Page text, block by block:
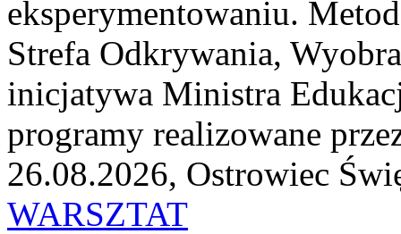
eksperymentowaniu.
Strefa Odkrywania,
inicjatywa Ministra
programy realizowane
26.08.2026, Ostrowiec
WARSZTAT